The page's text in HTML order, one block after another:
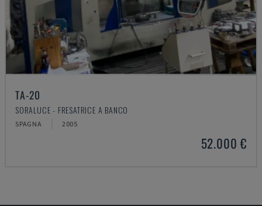
TA-20
SORALUCE - FRESATRICE A BANCO
SPAGNA 2005
52.000 €